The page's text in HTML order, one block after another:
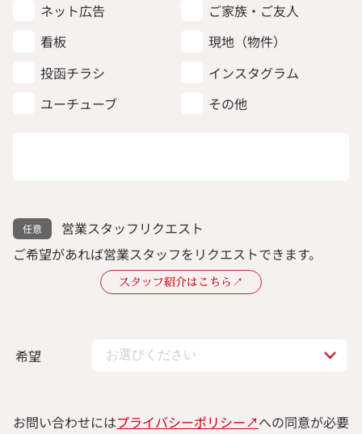
ネット広告
ご家族・ご友人
看板
現地（物件）
投函チラシ
インスタグラム
ユーチューブ
その他
営業スタッフリクエスト
ご希望があれば営業スタッフをリクエストできます。
スタッフ紹介はこちら↗︎
希望
お問い合わせにはプライバシーポリシー↗︎への同意が必要